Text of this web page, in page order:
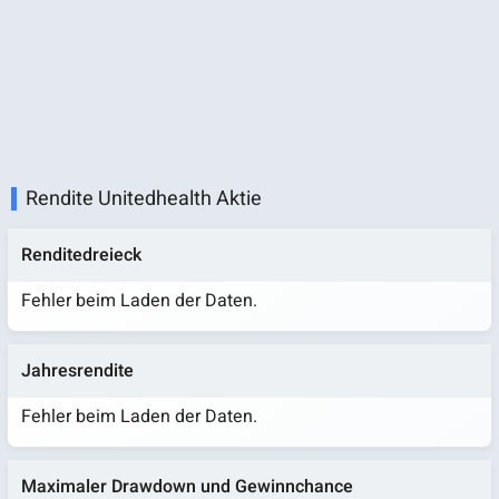
Rendite Unitedhealth Aktie
Renditedreieck
Fehler beim Laden der Daten.
Jahresrendite
Fehler beim Laden der Daten.
Maximaler Drawdown und Gewinnchance